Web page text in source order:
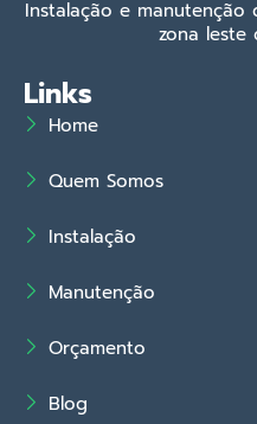
Instalação e manutenção
zona leste
Links
Home
Quem Somos
Instalação
Manutenção
Orçamento
Blog